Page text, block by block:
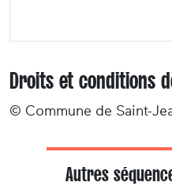
Droits et conditions
© Commune de Saint-
Autres